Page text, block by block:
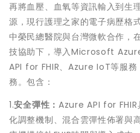
再將血壓、血氧等資訊輸入到生
源，現行護理之家的電子病歷格
中榮民總醫院與台灣微軟合作，
技協助下，導入Microsoft
API for FHIR、Azure IoT等服務
務。包含：
1.安全彈性： Azure API for FHIR
化調整機制、混合雲彈性佈署與